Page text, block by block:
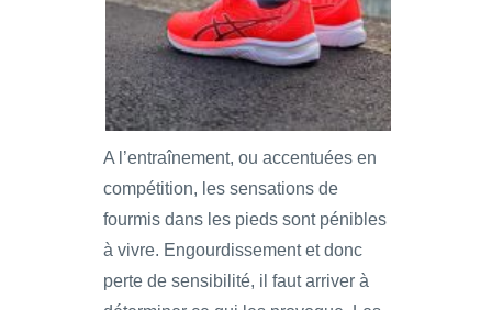
A l’entraînement, ou accentuées en
compétition, les sensations de
fourmis dans les pieds sont pénibles
à vivre. Engourdissement et donc
perte de sensibilité, il faut arriver à